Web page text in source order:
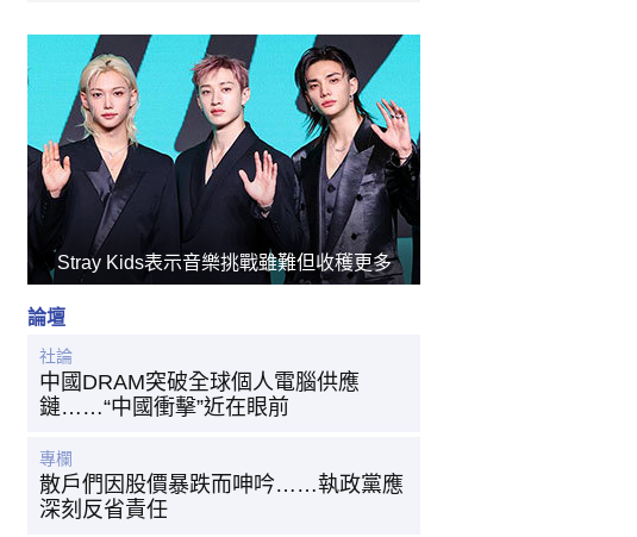
Stray Kids表示音樂挑戰雖難但收穫更多
論壇
社論
中國DRAM突破全球個人電腦供應
鏈……“中國衝擊”近在眼前
專欄
散戶們因股價暴跌而呻吟……執政黨應
深刻反省責任